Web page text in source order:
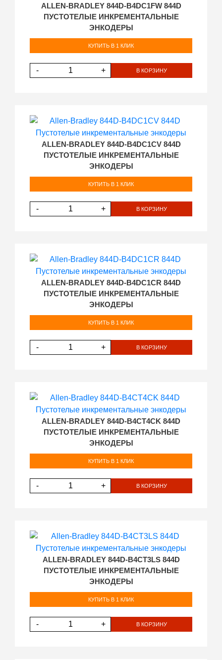
ALLEN-BRADLEY 844D-B4DC1FW 844D
ПУСТОТЕЛЫЕ ИНКРЕМЕНТАЛЬНЫЕ
ЭНКОДЕРЫ
КУПИТЬ В 1 КЛИК
- + В КОРЗИНУ
ALLEN-BRADLEY 844D-B4DC1CV 844D
ПУСТОТЕЛЫЕ ИНКРЕМЕНТАЛЬНЫЕ
ЭНКОДЕРЫ
КУПИТЬ В 1 КЛИК
- + В КОРЗИНУ
ALLEN-BRADLEY 844D-B4DC1CR 844D
ПУСТОТЕЛЫЕ ИНКРЕМЕНТАЛЬНЫЕ
ЭНКОДЕРЫ
КУПИТЬ В 1 КЛИК
- + В КОРЗИНУ
ALLEN-BRADLEY 844D-B4CT4CK 844D
ПУСТОТЕЛЫЕ ИНКРЕМЕНТАЛЬНЫЕ
ЭНКОДЕРЫ
КУПИТЬ В 1 КЛИК
- + В КОРЗИНУ
ALLEN-BRADLEY 844D-B4CT3LS 844D
ПУСТОТЕЛЫЕ ИНКРЕМЕНТАЛЬНЫЕ
ЭНКОДЕРЫ
КУПИТЬ В 1 КЛИК
- + В КОРЗИНУ